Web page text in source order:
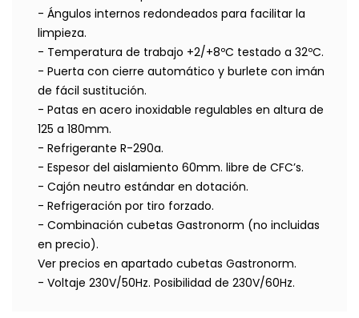
- Ángulos internos redondeados para facilitar la
limpieza.
- Temperatura de trabajo +2/+8ºC testado a 32ºC.
- Puerta con cierre automático y burlete con imán
de fácil sustitución.
- Patas en acero inoxidable regulables en altura de
125 a 180mm.
- Refrigerante R-290a.
- Espesor del aislamiento 60mm. libre de CFC’s.
- Cajón neutro estándar en dotación.
- Refrigeración por tiro forzado.
- Combinación cubetas Gastronorm (no incluidas
en precio).
Ver precios en apartado cubetas Gastronorm.
- Voltaje 230V/50Hz. Posibilidad de 230V/60Hz.